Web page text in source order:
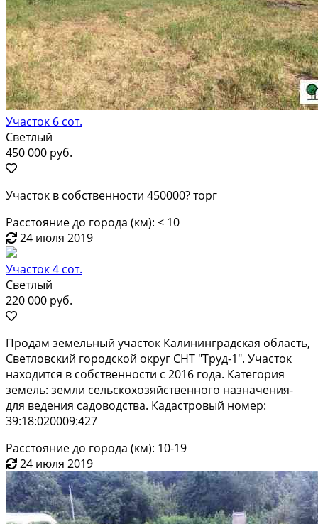
Участок 6 сот.
Светлый
450 000 руб.
Участок в собственности 450000? торг
Расстояние до города (км): < 10
24 июля 2019
Участок 4 сот.
Светлый
220 000 руб.
Продам земельный участок Калининградская область,
Светловский городской округ СНТ "Труд-1". Участок
находится в собственности с 2016 года. Категория
земель: земли сельскохозяйственного назначения-
для ведения садоводства. Кадастровый номер:
39:18:020009:427
Расстояние до города (км): 10-19
24 июля 2019